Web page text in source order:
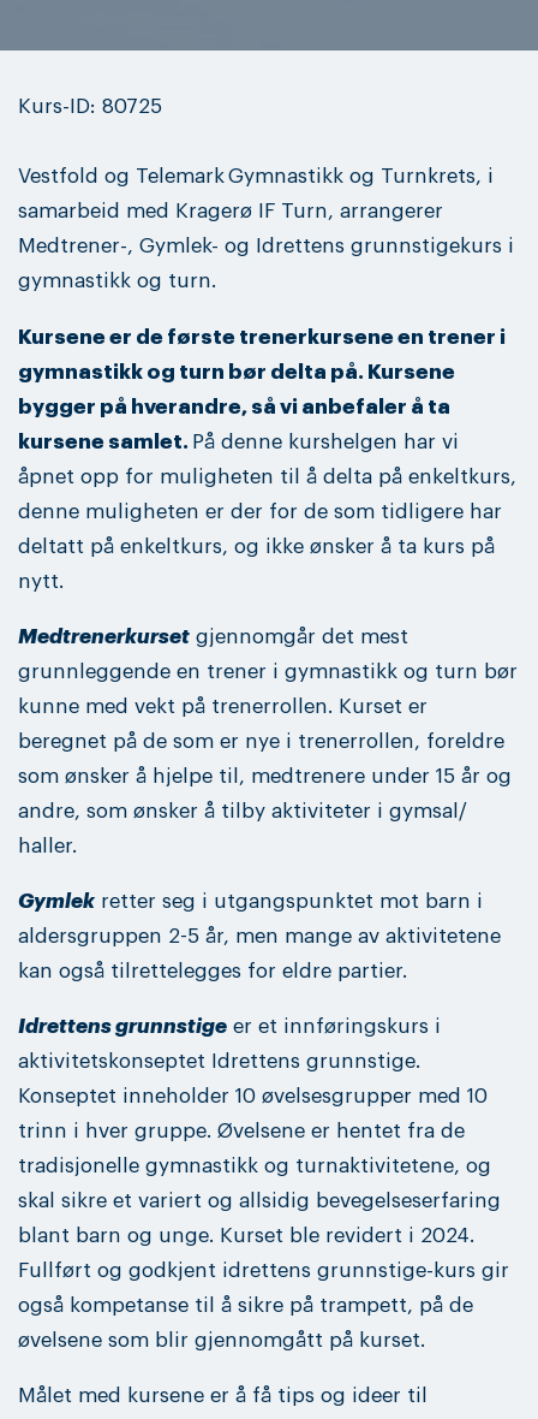
Kurs-ID: 80725
Vestfold og TelemarkGymnastikk og Turnkrets, i
samarbeid med Kragerø IF Turn, arrangerer
Medtrener-, Gymlek- og Idrettens grunnstigekurs i
gymnastikk og turn.
Kursene er de første trenerkursene en trener i
gymnastikk og turn bør delta på. Kursene
bygger på hverandre, så vi anbefaler å ta
kursene samlet. På denne kurshelgen har vi
åpnet opp for muligheten til å delta på enkeltkurs,
denne muligheten er der for de som tidligere har
deltatt på enkeltkurs, og ikke ønsker å ta kurs på
nytt.
Medtrenerkurset gjennomgår det mest
grunnleggende en trener i gymnastikk og turn bør
kunne med vekt på trenerrollen. Kurset er
beregnet på de som er nye i trenerrollen, foreldre
som ønsker å hjelpe til, medtrenere under 15 år og
andre, som ønsker å tilby aktiviteter i gymsal/
haller.
Gymlek retter seg i utgangspunktet mot barn i
aldersgruppen 2-5 år, men mange av aktivitetene
kan også tilrettelegges for eldre partier.
Idrettens grunnstige er et innføringskurs i
aktivitetskonseptet Idrettens grunnstige.
Konseptet inneholder 10 øvelsesgrupper med 10
trinn i hver gruppe. Øvelsene er hentet fra de
tradisjonelle gymnastikk og turnaktivitetene, og
skal sikre et variert og allsidig bevegelseserfaring
blant barn og unge. Kurset ble revidert i 2024.
Fullført og godkjent idrettens grunnstige-kurs gir
også kompetanse til å sikre på trampett, på de
øvelsene som blir gjennomgått på kurset.
Målet med kursene er å få tips og ideer til